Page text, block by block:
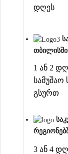
დღეს
თბილისში
1 ან 2
სამუშაო
გსურთ
3 ან 4